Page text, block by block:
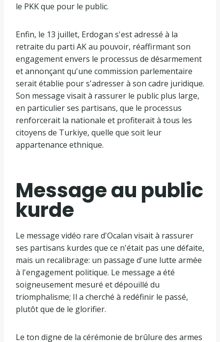
le PKK que pour le public.
Enfin, le 13 juillet, Erdogan s'est adressé à la
retraite du parti AK au pouvoir, réaffirmant son
engagement envers le processus de désarmement
et annonçant qu'une commission parlementaire
serait établie pour s'adresser à son cadre juridique.
Son message visait à rassurer le public plus large,
en particulier ses partisans, que le processus
renforcerait la nationale et profiterait à tous les
citoyens de Turkiye, quelle que soit leur
appartenance ethnique.
Message au public
kurde
Le message vidéo rare d'Ocalan visait à rassurer
ses partisans kurdes que ce n'était pas une défaite,
mais un recalibrage: un passage d'une lutte armée
à l'engagement politique. Le message a été
soigneusement mesuré et dépouillé du
triomphalisme; Il a cherché à redéfinir le passé,
plutôt que de le glorifier.
Le ton digne de la cérémonie de brûlure des armes